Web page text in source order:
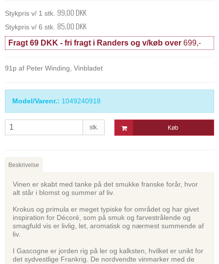
Stykpris v/ 1 stk. 99,00 DKK
Stykpris v/ 6 stk. 85,00 DKK
Fragt 69 DKK - fri fragt i Randers og v/køb over 699,-
91p af Peter Winding, Vinbladet
Model/Varenr.: 1049240918
stk. Køb
Beskrivelse
Vinen er skabt med tanke på det smukke franske forår, hvor
alt står i blomst og summer af liv.
Krokus og primula er meget typiske for området og har givet
inspiration for Décoré, som på smuk og farve­strålende og
smagfuld vis er livlig, let, aromatisk og nærmest summende af
liv.
I Gascogne er jorden rig på ler og kalksten, hvilket er unikt for
det sydvestlige Frankrig. De nordvendte vinmarker med de